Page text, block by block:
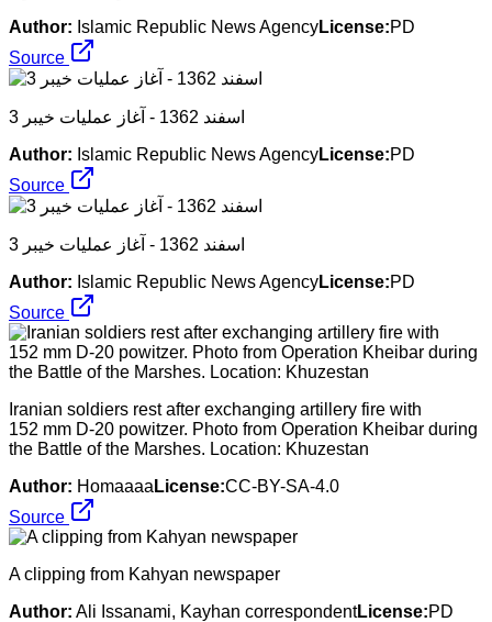
Author: Islamic Republic News AgencyLicense:PD
Source
3 اسفند 1362 - آغاز عملیات خیبر
Author: Islamic Republic News AgencyLicense:PD
Source
3 اسفند 1362 - آغاز عملیات خیبر
Author: Islamic Republic News AgencyLicense:PD
Source
Iranian soldiers rest after exchanging artillery fire with
152 mm D-20 powitzer. Photo from Operation Kheibar during
the Battle of the Marshes. Location: Khuzestan
Author: Homaaaa License:CC-BY-SA-4.0
Source
A clipping from Kahyan newspaper
Author: Ali Issanami, Kayhan correspondentLicense:PD